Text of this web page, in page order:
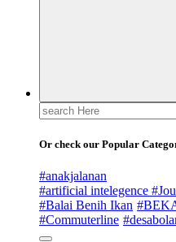
Search
for:
Or check our Popular
#anakjalanan
#artificial intelegence
#Balai Benih Ikan
#Commuterline